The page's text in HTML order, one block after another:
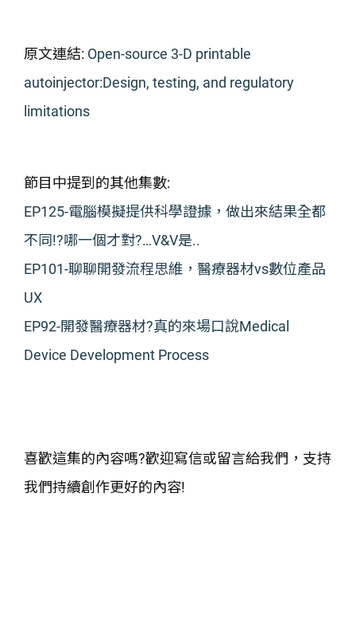
原文連結: Open-source 3-D printable
autoinjector:Design, testing, and regulatory
limitations
節目中提到的其他集數:
EP125-電腦模擬提供科學證據，做出來結果全都
不同!?哪一個才對?…V&V是..
EP101-聊聊開發流程思維，醫療器材vs數位產品
UX
EP92-開發醫療器材?真的來場口說Medical
Device Development Process
喜歡這集的內容嗎?歡迎寫信或留言給我們，支持
我們持續創作更好的內容!